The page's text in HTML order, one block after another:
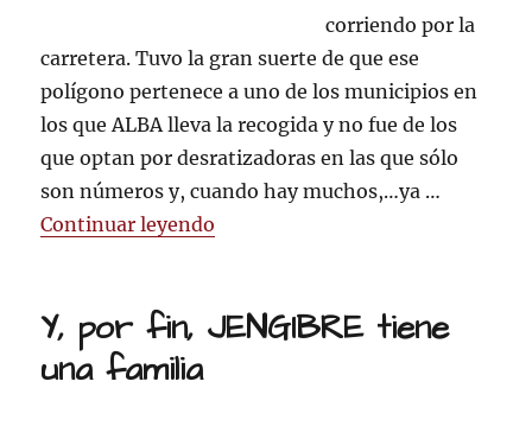
corriendo por la
carretera. Tuvo la gran suerte de que ese
polígono pertenece a uno de los municipios en
los que ALBA lleva la recogida y no fue de los
que optan por desratizadoras en las que sólo
son números y, cuando hay muchos,…ya …
Continuar leyendo
Y, por fin, JENGIBRE tiene
una familia